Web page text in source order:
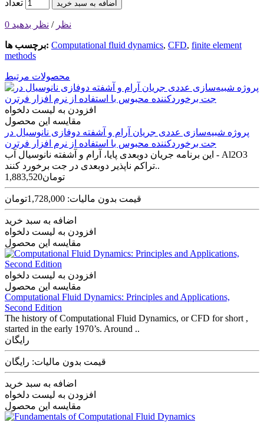
تعداد اضافه به سبد خرید
0 نظر / نظر بدهید
برچسب ها: Computational fluid dynamics, CFD, finite element
methods
محصولات مرتبط
افزودن به لیست دلخواه
مقایسه این محصول
پروژه شبیه‌سازی عددی جریان آرام و آشفته دوفازی نانوسیال در
جت برخوردکننده محبوس با استفاده از نرم افزار فرترن
این برنامه جریان دوبعدی پایا، آرام و آشفته نانوسیال آب - Al2O3
تراکم ناپذیر دوبعدی در جت برخورد کنند..
1,883,520تومان
قیمت بدون مالیات: 1,728,000تومان
اضافه به سبد خرید
افزودن به لیست دلخواه
مقایسه این محصول
افزودن به لیست دلخواه
مقایسه این محصول
Computational Fluid Dynamics: Principles and Applications,
Second Edition
The history of Computational Fluid Dynamics, or CFD for short ,
started in the early 1970’s. Around ..
رایگان
قیمت بدون مالیات: رایگان
اضافه به سبد خرید
افزودن به لیست دلخواه
مقایسه این محصول